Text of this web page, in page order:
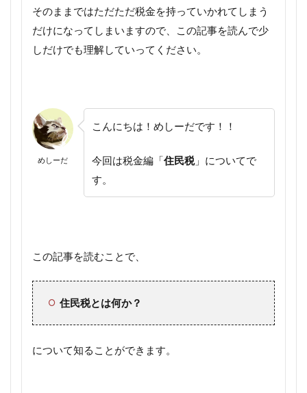
そのままではただただ税金を持っていかれてしまう
だけになってしまいますので、この記事を読んで少
しだけでも理解していってください。
めしーだ
こんにちは！めしーだです！！
今回は税金編「住民税 」についてで
す。
この記事を読むことで、
住民税とは何か？
について知ることができます。